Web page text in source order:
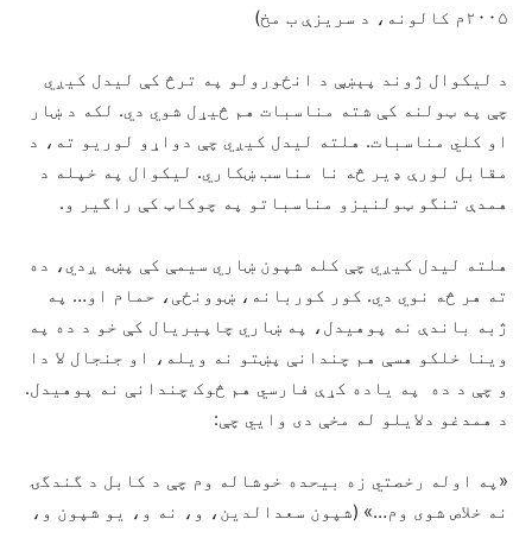
۲۰۰۵م کالونه، د سریزې ب مخ)
د لیکوال ژوند پېښې د انځورولو په ترڅ کې لیدل کیږي
چې په ټولنه کې شته مناسبات هم څیړل شوي دي. لکه د ښار
او کلي مناسبات. هلته لیدل کیږي چې دواړو لوریو ته، د
مقابل لورې ‌ډیر څه نا مناسب ښکاري. لیکوال په خپله د
همدې تنگو ټولنیزو مناسباتو په چوکاټ کې راگیر و.
هلته لیدل کیږي چې کله شپون ښاري سیمې کې پښه ږدي، ده
ته هر څه نوي دي. کور کوربانه، ښوونځی، حمام او… په
ژبه باندې نه پوهیدل، په ښاري چاپیریال کې خو د ده په
وینا خلکو هسې هم چندانې پښتو نه ویله، او جنجال لا دا
و چې د ده په یاده کړې فارسي هم څوک چندانې نه پوهیدل.
د همدغو دلایلو له مخې دی وايي چې:
«په اوله رخصتي زه بیحده خوشاله وم چې د کابل د گندگۍ
نه خلاص شوی وم…» (شپون سعدالدین، و، نه و، یو شپون و،